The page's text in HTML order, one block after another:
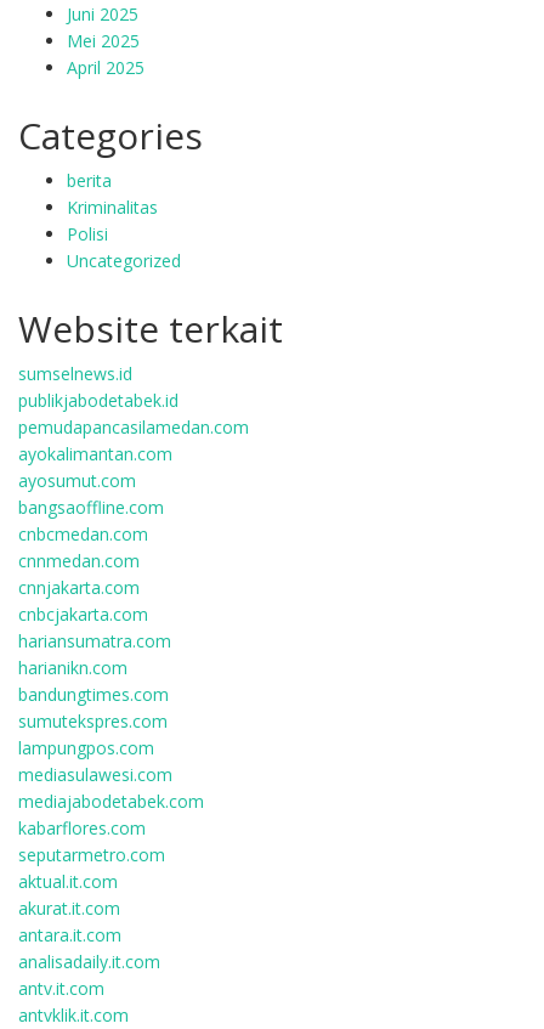
Juni 2025
Mei 2025
April 2025
Categories
berita
Kriminalitas
Polisi
Uncategorized
Website terkait
sumselnews.id
publikjabodetabek.id
pemudapancasilamedan.com
ayokalimantan.com
ayosumut.com
bangsaoffline.com
cnbcmedan.com
cnnmedan.com
cnnjakarta.com
cnbcjakarta.com
hariansumatra.com
harianikn.com
bandungtimes.com
sumutekspres.com
lampungpos.com
mediasulawesi.com
mediajabodetabek.com
kabarflores.com
seputarmetro.com
aktual.it.com
akurat.it.com
antara.it.com
analisadaily.it.com
antv.it.com
antvklik.it.com